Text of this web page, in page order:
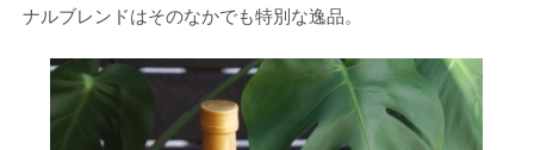
ナルブレンドはそのなかでも特別な逸品。